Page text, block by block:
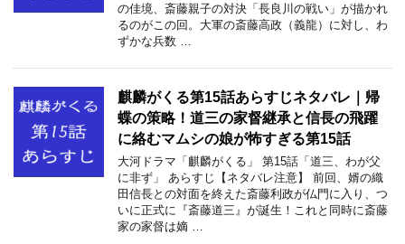
の佳境、斎藤親子の対決「長良川の戦い」が描かれ
るのがこの回。大軍の斎藤高政（義龍）に対し、わ
ずかな兵数 …
麒麟がくる第15話あらすじネタバレ｜帰
蝶の策略！道三の家督継承と信長の飛躍
に絡むマムシの娘が怖すぎる第15話
大河ドラマ「麒麟がくる」 第15話「道三、わが父
に非ず」 あらすじ【ネタバレ注意】 前回、婿の織
田信長との対面を終えた斎藤利政が仏門に入り、つ
いに正式に『斎藤道三』が誕生！これと同時に斎藤
家の家督は嫡 …